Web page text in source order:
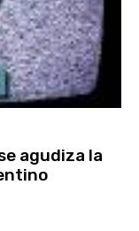
agudiza la